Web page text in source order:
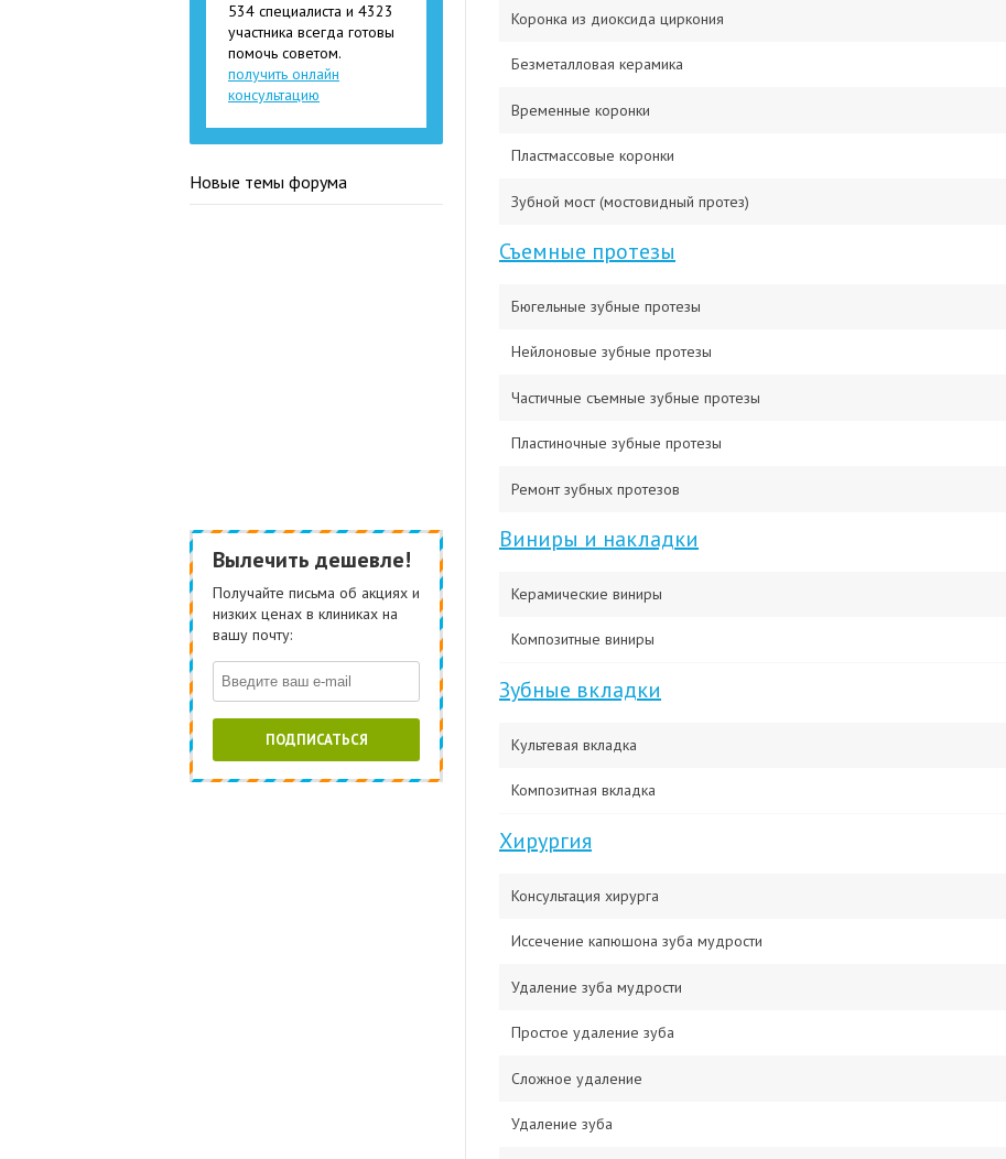
Коронка из диоксида циркония
Безметалловая керамика
Временные коронки
Пластмассовые коронки
Зубной мост (мостовидный протез)
Съемные протезы
Бюгельные зубные протезы
Нейлоновые зубные протезы
Частичные съемные зубные протезы
Пластиночные зубные протезы
Ремонт зубных протезов
Виниры и накладки
Керамические виниры
Композитные виниры
Зубные вкладки
Культевая вкладка
Композитная вкладка
Хирургия
Консультация хирурга
Иссечение капюшона зуба мудрости
Удаление зуба мудрости
Простое удаление зуба
Сложное удаление
Удаление зуба
534 специалиста и 4323
участника всегда готовы
помочь советом.
получить онлайн
консультацию
Новые темы форума
Вылечить дешевле!
Получайте письма об акциях и
низких ценах в клиниках на
вашу почту:
ПОДПИСАТЬСЯ